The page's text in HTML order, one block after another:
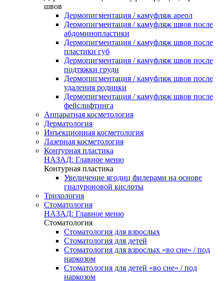
швов
Дермопигментация / камуфляж ареол
Дермопигментация / камуфляж швов после
абдоминопластики
Дермопигментация / камуфляж швов после
пластики губ
Дермопигментация / камуфляж швов после
подтяжки груди
Дермопигментация / камуфляж швов после
удаления родинки
Дермопигментация / камуфляж швов после
фейслифтинга
Аппаратная косметология
Дерматология
Инъекционная косметология
Лазерная косметология
Контурная пластика
НАЗАД: Главное меню
Контурная пластика
Увеличение ягодиц филерами на основе
гиалуроновой кислоты
Трихология
Стоматология
НАЗАД: Главное меню
Стоматология
Стоматология для взрослых
Стоматология для детей
Стоматология для взрослых «во сне» / под
наркозом
Стоматология для детей «во сне» / под
наркозом